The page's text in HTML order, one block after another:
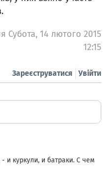
Субота, 14 лютого 2015
12:15
Увійти
Зареєструватися
и куркули, и батраки. С чем